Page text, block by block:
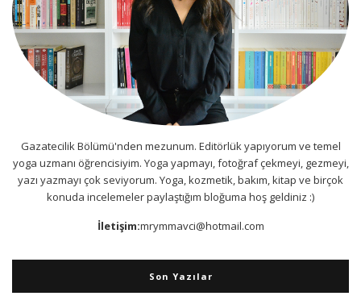
Gazatecilik Bölümü'nden mezunum. Editörlük yapıyorum ve temel
yoga uzmanı öğrencisiyim. Yoga yapmayı, fotoğraf çekmeyi, gezmeyi,
yazı yazmayı çok seviyorum. Yoga, kozmetik, bakım, kitap ve birçok
konuda incelemeler paylaştığım bloğuma hoş geldiniz :)
İletişim:mrymmavci@hotmail.com
Son Yazılar